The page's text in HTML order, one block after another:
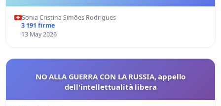
Sonia Cristina Simões Rodrigues
3 191 firme
13 May 2026
NO ALLA GUERRA CON LA RUSSIA, appello
dell'intellettualità libera